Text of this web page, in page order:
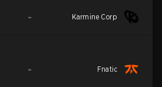
- Karmine Corp
- Fnatic